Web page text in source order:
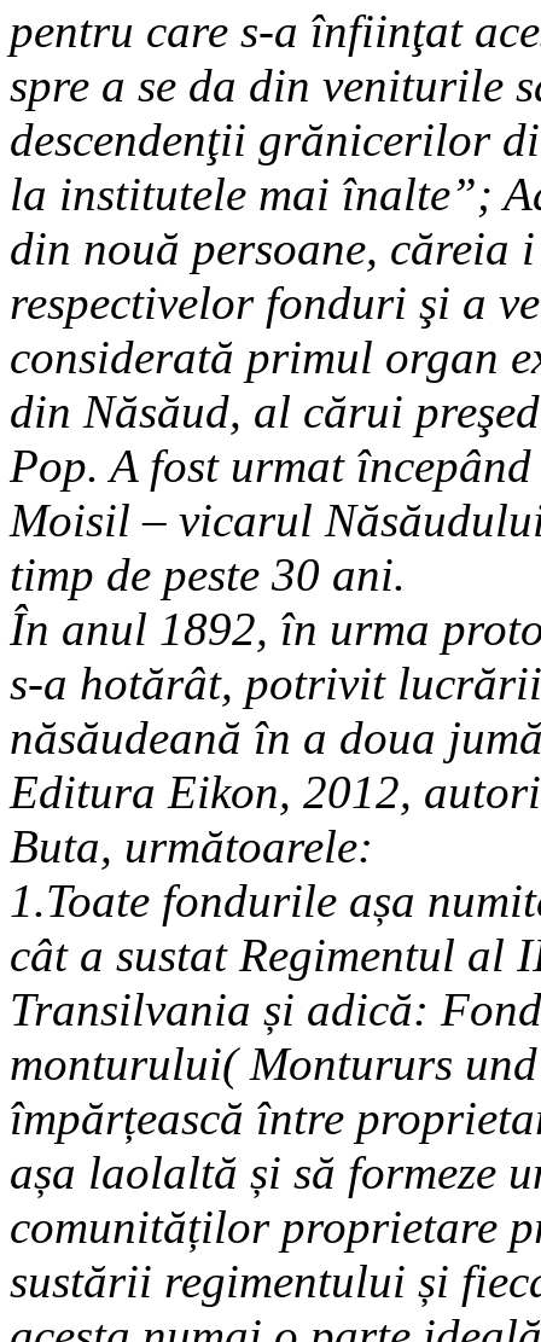
pentru care s-a înfiinţat
spre a se da din veniturile
descendenţii grănicerilor
la institutele mai înalte”;
din nouă persoane, căreia
respectivelor fonduri şi a
considerată primul organ
din Năsăud, al cărui
Pop. A fost urmat
Moisil – vicarul
timp de peste 30 ani.
În anul 1892, în urma
s-a hotărât, potrivit
năsăudeană în a doua
Editura Eikon, 2012,
Buta, următoarele:
1.Toate fondurile așa
cât a sustat Regimentul al
Transilvania și adică:
monturului( Montururs
împărțească între
așa laolaltă și să formeze
comunităților proprietare
sustării regimentului și